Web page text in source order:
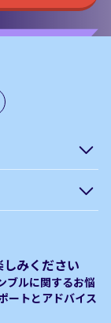
コとは？
ノボーナス
みください
ブルに関するお悩
トとアドバイス